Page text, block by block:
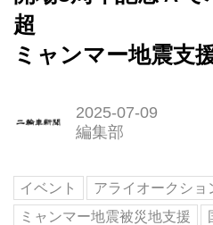
超
ミャンマー地震支
2025-07-09
編集部
イベント アライオークショ
ミャンマー地震被災地支援